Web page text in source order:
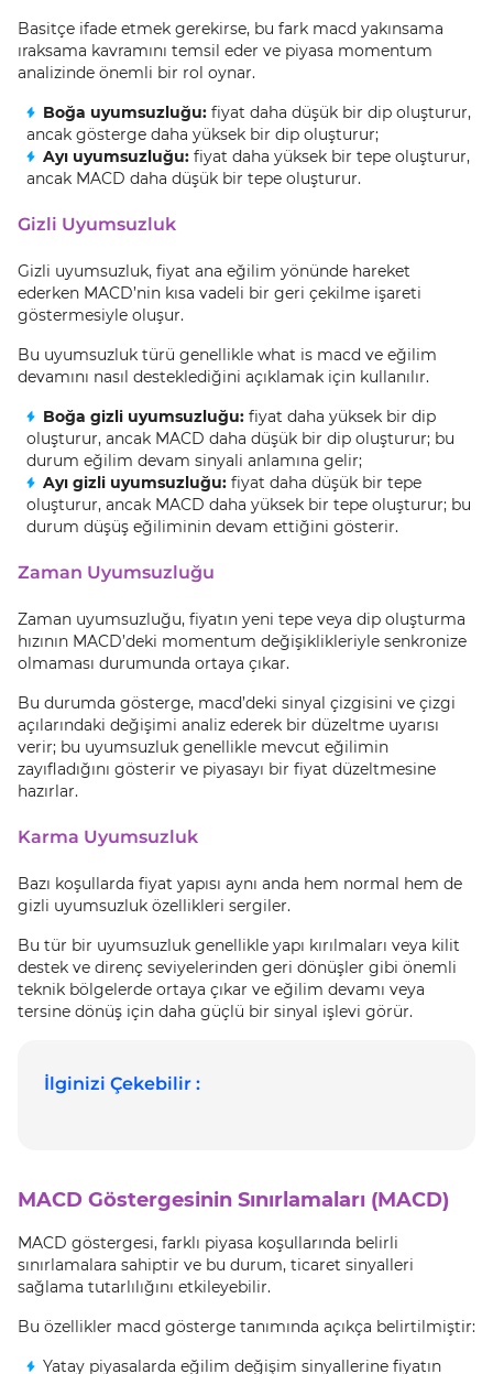
Basitçe ifade etmek gerekirse, bu fark macd yakınsama
ıraksama kavramını temsil eder ve piyasa momentum
analizinde önemli bir rol oynar.
Boğa uyumsuzluğu: fiyat daha düşük bir dip oluşturur,
ancak gösterge daha yüksek bir dip oluşturur;
Ayı uyumsuzluğu: fiyat daha yüksek bir tepe oluşturur,
ancak MACD daha düşük bir tepe oluşturur.
Gizli Uyumsuzluk
Gizli uyumsuzluk, fiyat ana eğilim yönünde hareket
ederken MACD’nin kısa vadeli bir geri çekilme işareti
göstermesiyle oluşur.
Bu uyumsuzluk türü genellikle what is macd ve eğilim
devamını nasıl desteklediğini açıklamak için kullanılır.
Boğa gizli uyumsuzluğu: fiyat daha yüksek bir dip
oluşturur, ancak MACD daha düşük bir dip oluşturur; bu
durum eğilim devam sinyali anlamına gelir;
Ayı gizli uyumsuzluğu: fiyat daha düşük bir tepe
oluşturur, ancak MACD daha yüksek bir tepe oluşturur; bu
durum düşüş eğiliminin devam ettiğini gösterir.
Zaman Uyumsuzluğu
Zaman uyumsuzluğu, fiyatın yeni tepe veya dip oluşturma
hızının MACD’deki momentum değişiklikleriyle senkronize
olmaması durumunda ortaya çıkar.
Bu durumda gösterge, macd’deki sinyal çizgisini ve çizgi
açılarındaki değişimi analiz ederek bir düzeltme uyarısı
verir; bu uyumsuzluk genellikle mevcut eğilimin
zayıfladığını gösterir ve piyasayı bir fiyat düzeltmesine
hazırlar.
Karma Uyumsuzluk
Bazı koşullarda fiyat yapısı aynı anda hem normal hem de
gizli uyumsuzluk özellikleri sergiler.
Bu tür bir uyumsuzluk genellikle yapı kırılmaları veya kilit
destek ve direnç seviyelerinden geri dönüşler gibi önemli
teknik bölgelerde ortaya çıkar ve eğilim devamı veya
tersine dönüş için daha güçlü bir sinyal işlevi görür.
İlginizi Çekebilir :
MACD Göstergesinin Sınırlamaları (MACD)
MACD göstergesi, farklı piyasa koşullarında belirli
sınırlamalara sahiptir ve bu durum, ticaret sinyalleri
sağlama tutarlılığını etkileyebilir.
Bu özellikler macd gösterge tanımında açıkça belirtilmiştir:
Yatay piyasalarda eğilim değişim sinyallerine fiyatın